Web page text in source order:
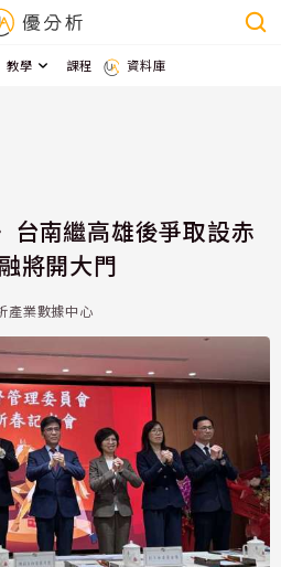
教學 課程 資料庫
台南繼高雄後爭取設赤
將開大門
產業數據中心